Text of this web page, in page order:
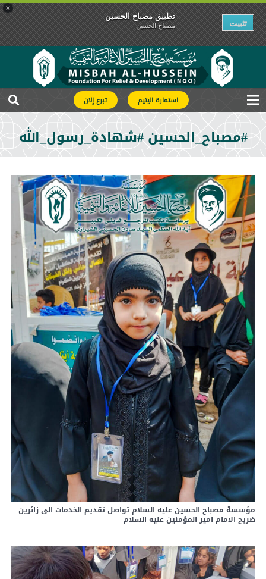
×
تطبیق مصباح الحسین
مصباح الحسین تثبیت
استمارة اليتيم تبرع إلان
#مصباح_الحسين #شهادة_رسول_الله
مؤسسة مصباح الحسين عليه السلام تواصل تقديم الخدمات الى زائرين
ضريح الامام امير المؤمنين عليه السلام